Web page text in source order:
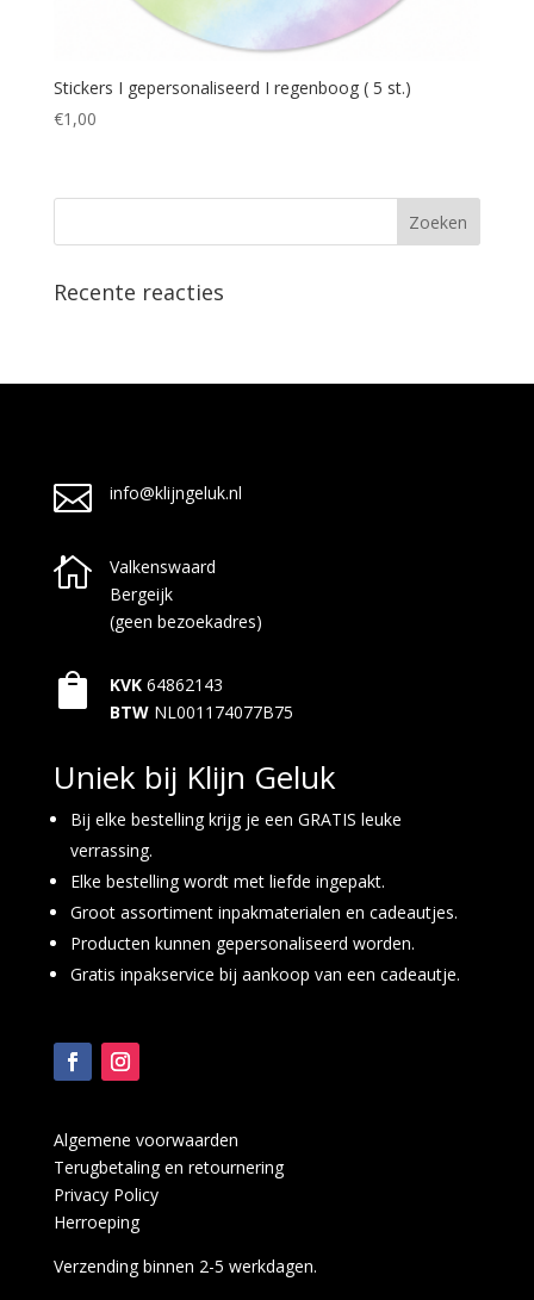
Stickers I gepersonaliseerd I regenboog ( 5 st.)
€1,00
Recente reacties
 info@klijngeluk.nl

Valkenswaard
Bergeijk
(geen bezoekadres)
 KVK 64862143
BTW NL001174077B75
Uniek bij Klijn Geluk
Bij elke bestelling krijg je een GRATIS leuke
verrassing.
Elke bestelling wordt met liefde ingepakt.
Groot assortiment inpakmaterialen en cadeautjes.
Producten kunnen gepersonaliseerd worden.
Gratis inpakservice bij aankoop van een cadeautje.
Algemene voorwaarden
Terugbetaling en retournering
Privacy Policy
Herroeping
Verzending binnen 2-5 werkdagen.